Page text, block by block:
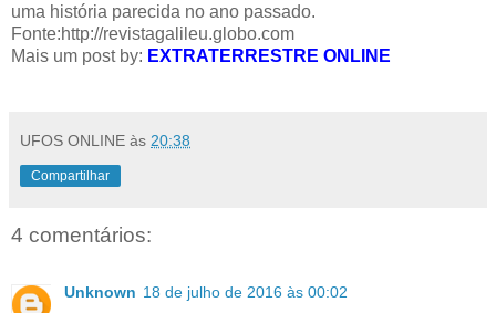
uma história parecida no ano passado.
Fonte:http://revistagalileu.globo.com
Mais um post by: EXTRATERRESTRE ONLINE
UFOS ONLINE às 20:38
Compartilhar
4 comentários:
Unknown 18 de julho de 2016 às 00:02